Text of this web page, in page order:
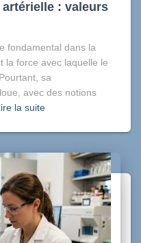
: valeurs
fondamental dans la
la force avec laquelle le
sa
avec des notions
la suite